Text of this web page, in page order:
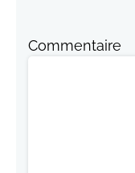
Commentaire